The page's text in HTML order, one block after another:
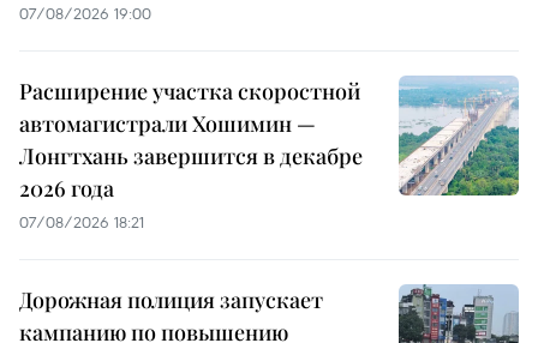
07/08/2026 19:00
Расширение участка скоростной
автомагистрали Хошимин —
Лонгтхань завершится в декабре
2026 года
07/08/2026 18:21
Дорожная полиция запускает
кампанию по повышению